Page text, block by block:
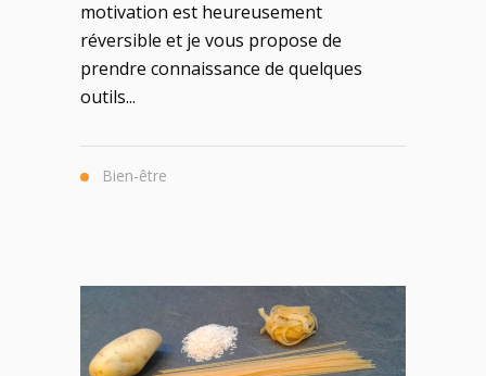
motivation est heureusement
réversible et je vous propose de
prendre connaissance de quelques
outils...
Bien-être